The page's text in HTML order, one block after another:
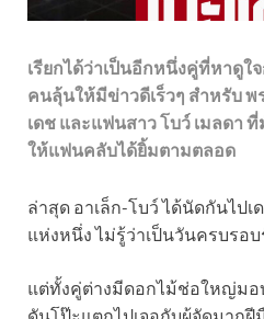
เรียกได้ว่าเป็นอีกหนึ่งคู่ที่หาดู
คนลุ้นให้มีข่าวดีเร็วๆ สำหรับ พ
เดช และแฟนสาว โบว์ เมลดา
ให้แฟนคลับได้ยิ้มตามตลอด
ล่าสุด อาเล็ก-โบว์ ได้นัดกันไป
แห่งหนึ่ง ไม่รู้ว่าเป็นวันครบรอ
แต่ทั้งคู่ต่างมีดอกไม้ช่อใหญ่มอ